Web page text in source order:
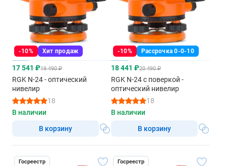
-10% Хит продаж
17 541 ₽19 490 ₽
RGK N-24 - оптический
нивелир
18
В наличии
В корзину
-10% Рассрочка 0-0-10
18 441 ₽20 490 ₽
RGK N-24 с поверкой -
оптический нивелир
18
В наличии
В корзину
Госреестр Госреестр